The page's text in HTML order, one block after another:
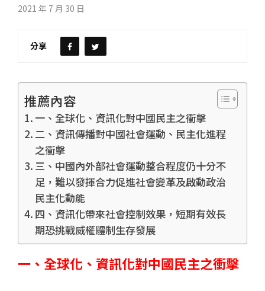
2021 年 7 月 30 日
分享
推薦內容
一、全球化、資訊化對中國民主之衝擊
二、資訊傳播對中國社會運動、民主化進程
之衝擊
三、中國內外部社會運動整合程度仍十分不
足，難以發揮合力促進社會變革及啟動政治
民主化動能
四、資訊化帶來社會控制效果，短期有效長
期恐挑戰威權體制生存發展
一、全球化、資訊化對中國民主之衝擊